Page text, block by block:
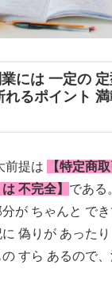
には 一定の
れるポイント
前提は
【特定商
不完全】 である
が ちゃんと で
偽りが あった
すら あるので